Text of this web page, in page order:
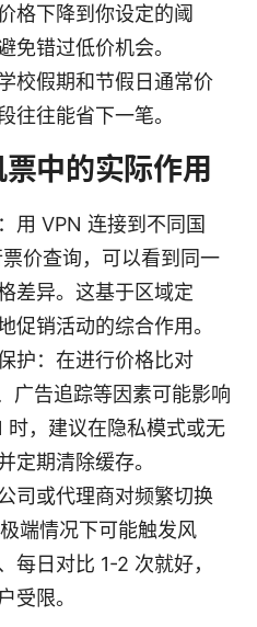
格下降到你设定的阈
免错过低价机会。
校假期和节假日通常价
往往能省下一笔。
中的实际作用
用 VPN 连接到不同国
价查询，可以看到同一
差异。这基于区域定
促销活动的综合作用。
护：在进行价格比对
广告追踪等因素可能影响
时，建议在隐私模式或无
定期清除缓存。
司或代理商对频繁切换
端情况下可能触发风
每日对比 1-2 次就好，
受限。